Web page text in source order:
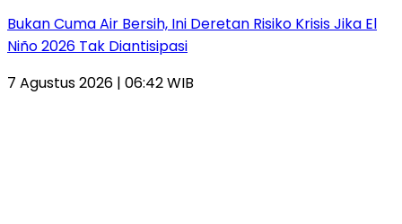
Bukan Cuma Air Bersih, Ini Deretan Risiko Krisis Jika El
Niño 2026 Tak Diantisipasi
7 Agustus 2026 | 06:42 WIB